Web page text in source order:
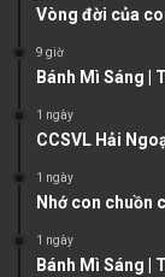
Vòng đời của
9 giờ
Bánh Mì Sáng |
1 ngày
CCSVL Hải
1 ngày
Nhớ con chuồn
1 ngày
Bánh Mì Sáng |